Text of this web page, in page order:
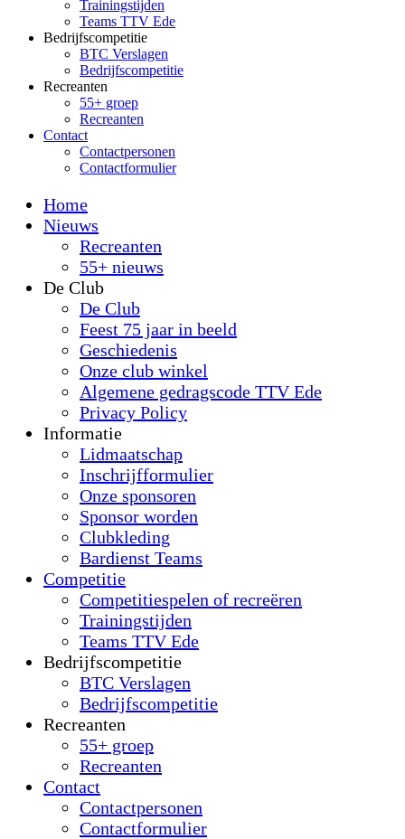
Trainingstijden
Teams TTV Ede
Bedrijfscompetitie
BTC Verslagen
Bedrijfscompetitie
Recreanten
55+ groep
Recreanten
Contact
Contactpersonen
Contactformulier
Home
Nieuws
Recreanten
55+ nieuws
De Club
De Club
Feest 75 jaar in beeld
Geschiedenis
Onze club winkel
Algemene gedragscode TTV Ede
Privacy Policy
Informatie
Lidmaatschap
Inschrijfformulier
Onze sponsoren
Sponsor worden
Clubkleding
Bardienst Teams
Competitie
Competitiespelen of recreëren
Trainingstijden
Teams TTV Ede
Bedrijfscompetitie
BTC Verslagen
Bedrijfscompetitie
Recreanten
55+ groep
Recreanten
Contact
Contactpersonen
Contactformulier